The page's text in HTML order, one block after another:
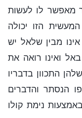
מאפשר לו לעשות
הזו יכולה
מבין שלאל יש
ואינו רואה את
התכוון בדבריו
הנסתר והדברים
נימת קולו